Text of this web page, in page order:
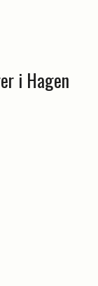
i Hagen